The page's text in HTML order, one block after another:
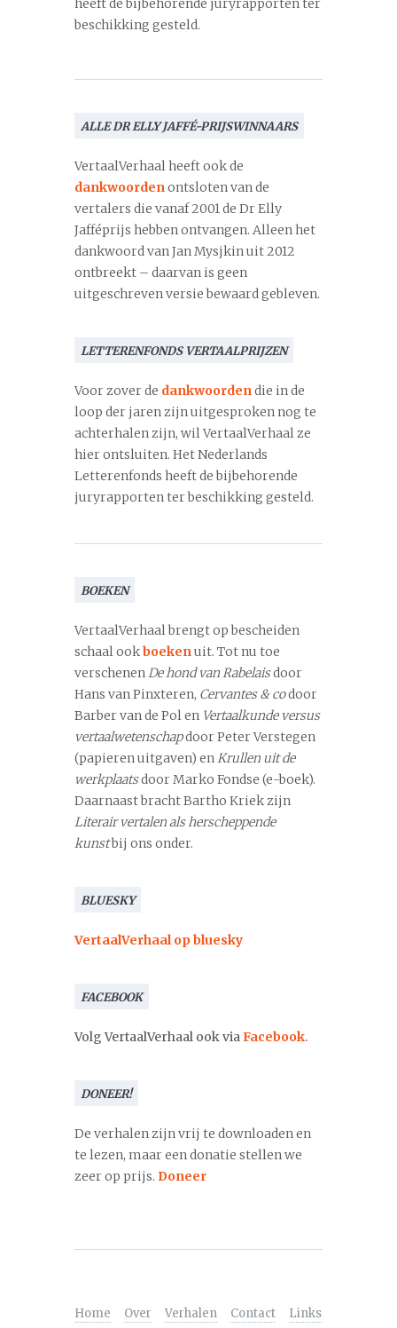
heeft de bijbehorende juryrapporten ter
beschikking gesteld.
ALLE DR ELLY JAFFÉ-PRIJSWINNAARS
VertaalVerhaal heeft ook de
dankwoordenontsloten van de
vertalers die vanaf 2001 de Dr Elly
Jafféprijs hebben ontvangen. Alleen het
dankwoord van Jan Mysjkin uit 2012
ontbreekt – daarvan is geen
uitgeschreven versie bewaard gebleven.
LETTERENFONDS VERTAALPRIJZEN
Voor zover de dankwoordendie in de
loop der jaren zijn uitgesproken nog te
achterhalen zijn, wil VertaalVerhaal ze
hier ontsluiten. Het Nederlands
Letterenfonds heeft de bijbehorende
juryrapporten ter beschikking gesteld.
BOEKEN
VertaalVerhaal brengt op bescheiden
schaal ookboekenuit. Tot nu toe
verschenenDe hond van Rabelaisdoor
Hans van Pinxteren, Cervantes & codoor
Barber van de Pol en Vertaalkunde versus
vertaalwetenschapdoor Peter Verstegen
(papieren uitgaven) enKrullen uit de
werkplaatsdoor Marko Fondse (e-boek).
Daarnaast bracht Bartho Kriek zijn
Literair vertalen als herscheppende
kunstbij ons onder.
BLUESKY
VertaalVerhaal op bluesky
FACEBOOK
Volg VertaalVerhaal ook viaFacebook.
DONEER!
De verhalen zijn vrij te downloaden en
te lezen, maar een donatie stellen we
zeer op prijs. Doneer
Home Over Verhalen Contact Links